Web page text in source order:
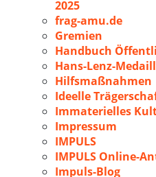
2025
frag-amu.de
Gremien
Handbuch
Hans-Lenz-
Hilfsmaßnahmen
Ideelle
Immaterielles
Impressum
IMPULS
IMPULS Online-
Impuls-Blog